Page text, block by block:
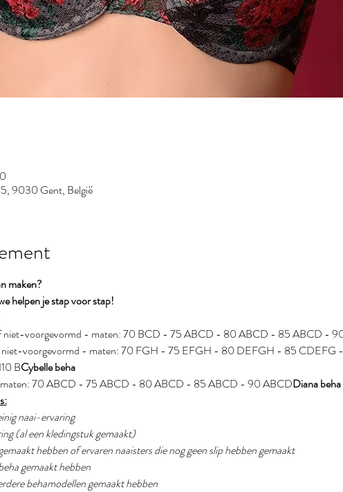
9030 Gent, België
maken?
helpen je stap voor stap!
niet-voorgevormd - maten: 70 BCD - 75 ABCD - 80 ABCD - 85 ABCD -
niet-voorgevormd - maten: 70 FGH - 75 EFGH - 80 DEFGH - 85
BCybelle beha
70 ABCD - 75 ABCD - 80 ABCD - 85 ABCD - 90 ABCDDiana beha
naai-ervaring
(al een kledingstuk gemaakt)
hebben of ervaren naaisters die nog geen slip hebben gemaakt
gemaakt hebben
behamodellen gemaakt hebben